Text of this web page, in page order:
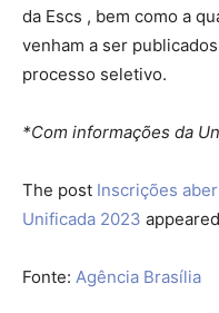
da Escs , bem como a
venham a ser
processo seletivo.
*Com informações da
The post Inscrições
Unificada 2023
Fonte: Agência Brasília